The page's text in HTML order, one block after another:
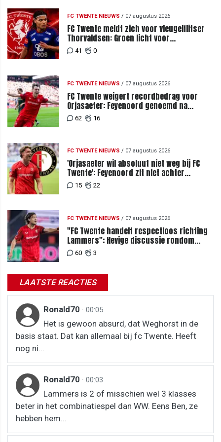
FC TWENTE NIEUWS / 07 augustus 2026
FC Twente meldt zich voor vleugelflitser
Thorvaldsen: Groen licht voor
miljoenenbod
41 0
FC TWENTE NIEUWS / 07 augustus 2026
FC Twente weigert recordbedrag voor
Orjasaeter: Feyenoord genoemd na
megabod
62 16
FC TWENTE NIEUWS / 07 augustus 2026
'Orjasaeter wil absoluut niet weg bij FC
Twente': Feyenoord zit niet achter
recordbod
15 22
FC TWENTE NIEUWS / 07 augustus 2026
"FC Twente handelt respectloos richting
Lammers": Hevige discussie rondom
degradatie tot derde spits
60 3
LAATSTE REACTIES
Ronald70 · 00:05
Het is gewoon absurd, dat Weghorst in de
basis staat. Dat kan allemaal bij fc Twente. Heeft
nog ni...
Ronald70 · 00:03
Lammers is 2 of misschien wel 3 klasses
beter in het combinatiespel dan WW. Eens Ben, ze
hebben hem...